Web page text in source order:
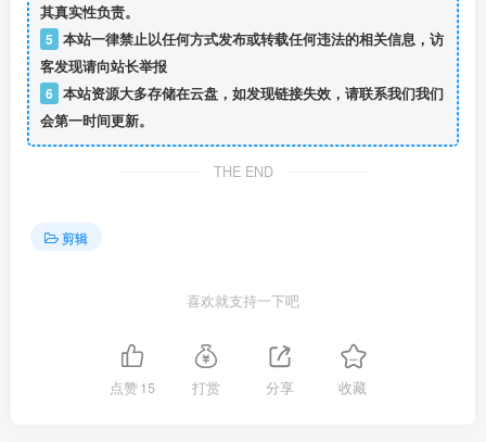
其真实性负责。
5 本站一律禁止以任何方式发布或转载任何违法的相关信息，访
客发现请向站长举报
6 本站资源大多存储在云盘，如发现链接失效，请联系我们我们
会第一时间更新。
THE END
剪辑
喜欢就支持一下吧
点赞15 打赏 分享 收藏